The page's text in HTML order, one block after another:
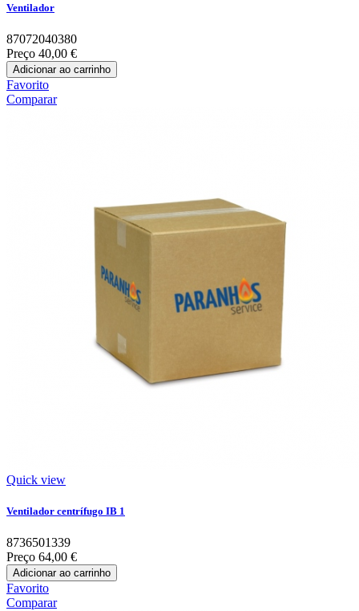
Ventilador
87072040380
Preço 40,00 €
Adicionar ao carrinho
Favorito
Comparar
Quick view
Ventilador centrífugo IB 1
8736501339
Preço 64,00 €
Adicionar ao carrinho
Favorito
Comparar